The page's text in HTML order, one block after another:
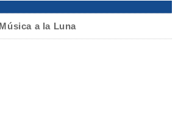
a la Luna